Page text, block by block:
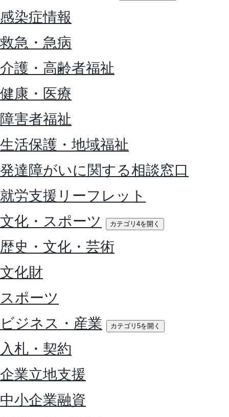
感染症情報
救急・急病
介護・高齢者福祉
健康・医療
障害者福祉
生活保護・地域福祉
発達障がいに関する相談窓口
就労支援リーフレット
文化・スポーツ
カテゴリ4を開く
歴史・文化・芸術
文化財
スポーツ
ビジネス・産業
カテゴリ5を開く
入札・契約
企業立地支援
中小企業融資